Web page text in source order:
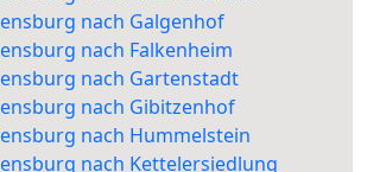
nach Galgenhof
nach Falkenheim
nach Gartenstadt
nach Gibitzenhof
nach Hummelstein
nach Kettelersiedlung